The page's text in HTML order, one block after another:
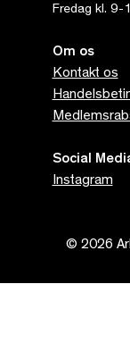
Fredag kl. 9-
Om os
Kontakt os
Social
Instagram
© 2026